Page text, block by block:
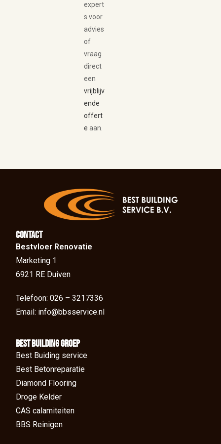
expert
s voor
advies
of
vraag
direct
een
vrijblijv
ende
offert
e aan.
Contact
Bestvloer Renovatie
Marketing 1
6921 RE Duiven
Telefoon: 026 – 3217336
Email: info@bbsservice.nl
BEst Building groep
Best Buiding service
Best Betonreparatie
Diamond Flooring
Droge Kelder
CAS calamiteiten
BBS Reinigen